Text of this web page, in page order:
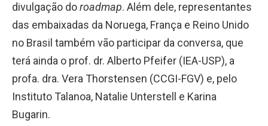
divulgação doroadmap. Além dele, representantes
das embaixadas da Noruega, França e Reino Unido
no Brasil também vão participar da conversa, que
terá ainda o prof. dr. Alberto Pfeifer (IEA-USP), a
profa. dra. Vera Thorstensen (CCGI-FGV) e, pelo
Instituto Talanoa, Natalie Unterstell e Karina
Bugarin.